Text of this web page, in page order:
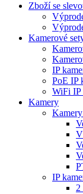
Zboží se
Kamerové
IP
PoE IP
WiFi IP
Kamery
IP
2